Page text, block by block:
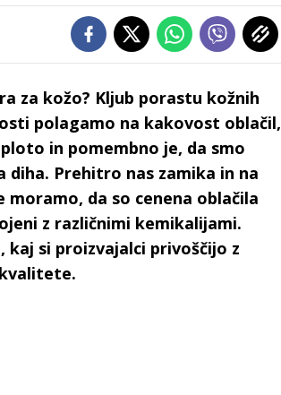
za kožo? Kljub porastu kožnih
polagamo na kakovost oblačil,
in pomembno je, da smo
Prehitro nas zamika in na
da so cenena oblačila
z različnimi kemikalijami.
kaj si proizvajalci privoščijo z